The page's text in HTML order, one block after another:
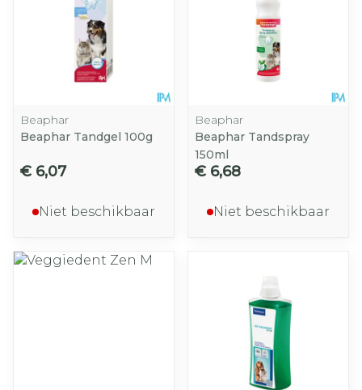
Beaphar
Beaphar Tandgel 100g
€ 6,07
Niet beschikbaar
Beaphar
Beaphar Tandspray
150ml
€ 6,68
Niet beschikbaar